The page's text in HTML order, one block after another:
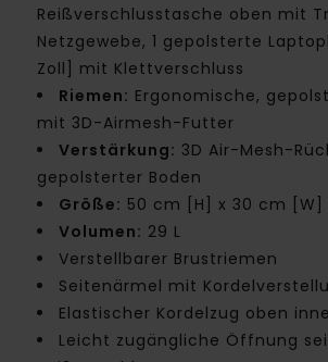
Reißverschlusstasche oben mit
Netzgewebe, 1 gepolsterte
Zoll] mit Klettverschluss
Riemen: Ergonomische,
mit 3D-Airmesh-Futter
Verstärkung: 3D Air-Mesh-
gepolsterter Boden
Größe: 50 cm [H] x 30 cm [W]
Volumen: 29 L
Verstellbarer Brustriemen
Seitenärmel mit
Elastischer Kordelzug oben
Leicht zugängliche Öffnung